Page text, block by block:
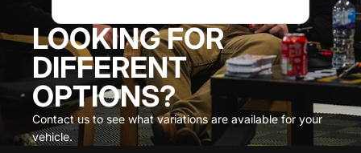
LOOKING FOR
DIFFERENT
OPTIONS?
Contact us to see what variations are available for your
vehicle.